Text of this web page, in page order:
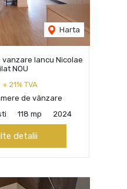
Harta
Iancu Nicolae
NOU
+ 21% TVA
de vânzare
118 mp 2024
detalii